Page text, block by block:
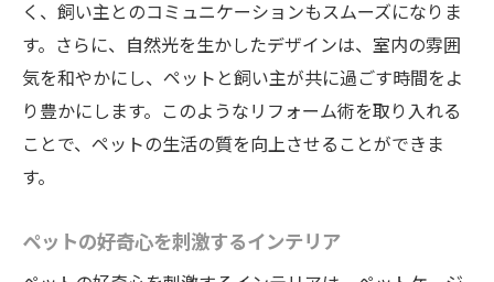
日の幸せ
毎日の生活を豊かにするペットケージリフ
ォーム
幸福度を高めるための空間デザイン
ペットの成長に合わせたリフォーム計画
く、飼い主とのコミュニケーションもスムーズになりま
す。さらに、自然光を生かしたデザインは、室内の雰囲
気を和やかにし、ペットと飼い主が共に過ごす時間をよ
り豊かにします。このようなリフォーム術を取り入れる
ことで、ペットの生活の質を向上させることができま
す。
ペットの好奇心を刺激するインテリア